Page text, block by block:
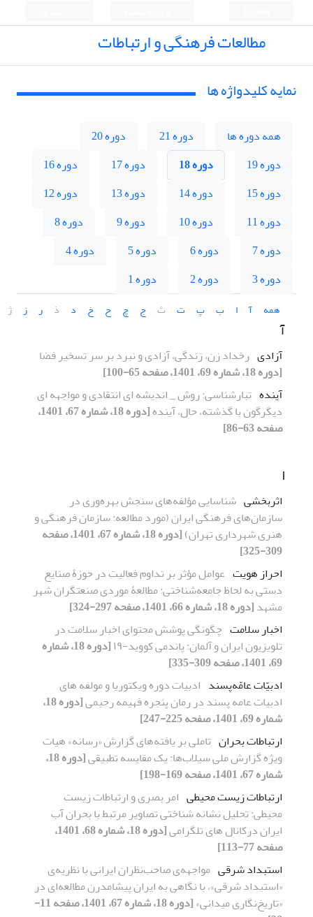
مطالعات فرهنگی و ارتباطات
نمایه کلیدواژه ها
همه دوره ها دوره 21
دوره 20
دوره 19
دوره 18 دوره 17
دوره 16
دوره 15
دوره 14 دوره 13
دوره 12
دوره 11
دوره 10 دوره 9
دوره 8
دوره 7
دوره 6 دوره 5
دوره 4
دوره 3
دوره 2 دوره 1
همه آ ا ب پ ت ث ج چ ح خ د ذ ر ز ژ
آ
آزادی رخداد زن، زندگی، آزادی و نبرد بر سر تسخیر فضا
[دوره 18، شماره 69، 1401، صفحه 65-100]
آینده تبارشناسی: روش _ اندیشه ای انتقادی و مواجهه ای
دیگرگون با گذشته، حال، آینده
[دوره 18، شماره 67، 1401،
صفحه 63-86]
ا
اثربخشی شناسایی مؤلفه‌های سنجش بهره‌وری در
سازمان‌های فرهنگی ایران (مورد مطالعه: سازمان فرهنگی و
هنری شهرداری تهران)
[دوره 18، شماره 67، 1401، صفحه
309-325]
احراز هویت عوامل مؤثر بر تداوم فعالیت در حوزۀ صنایع
دستی به لحاظ جامعه‌شناختی: مطالعۀ موردی صنعتگران شهر
مشهد[دوره 18، شماره 66، 1401، صفحه 297-324]
اخبار سلامت چگونگی پوشش محتوای اخبار سلامت در
تلویزیون ایران و آلمان: پاندمی کووید-۱۹
[دوره 18، شماره
69، 1401، صفحه 309-335]
ادبیّات عامّه‌پسند ادبیات دوره ویکتوریا و مولفه های
ادبیات عامه پسند در رمان پنجره فهیمه رحیمی
[دوره 18،
شماره 69، 1401، صفحه 225-247]
ارتباطات بحران تاملی بر یافته‌های گزارش «رسانه» هیات
ویژه گزارش ملی سیلاب‌ها: یک مقایسه تطبیقی
[دوره 18،
شماره 67، 1401، صفحه 169-198]
ارتباطات زیست محیطی امر بصری و ارتباطات زیست
محیطی: تحلیل نشانه شناختی تصاویر مرتبط با بحران آب
ایران درکانال های تلگرامی
[دوره 18، شماره 68، 1401،
صفحه 77-113]
استبداد شرقی مواجهه‌ی صاحب‌نظران ایرانی با نظریه‌ی
«استبداد شرقی»، با نگاهی به ایران پیشامدرن مطالعه‌ای در
«تاریخ‌نگاری میدانی»
[دوره 18، شماره 67، 1401، صفحه 11-